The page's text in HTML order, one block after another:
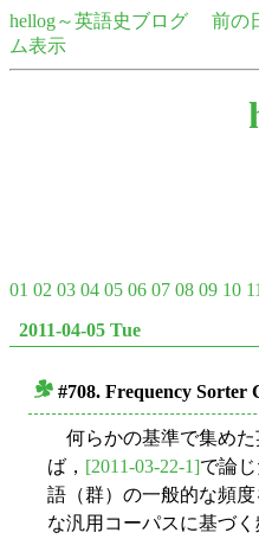
hellog～英語史ブログ 前の
ム表示
01 02 03 04 05 06 07 08 09 10 11
2011-04-05 Tue
#708. Frequency Sorter
何らかの基準で集めた
ば， [2011-03-22-1]で論
語（群）の一般的な頻
な汎用コーパスに基づ